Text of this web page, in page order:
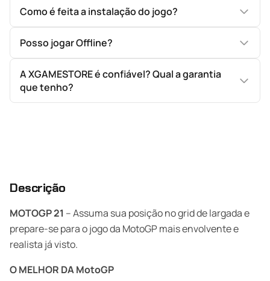
Como é feita a instalação do jogo?
Posso jogar Offline?
A XGAMESTORE é confiável? Qual a garantia
que tenho?
Descrição
MOTOGP 21 – Assuma sua posição no grid de largada e
prepare-se para o jogo da MotoGP mais envolvente e
realista já visto.
O MELHOR DA MotoGP